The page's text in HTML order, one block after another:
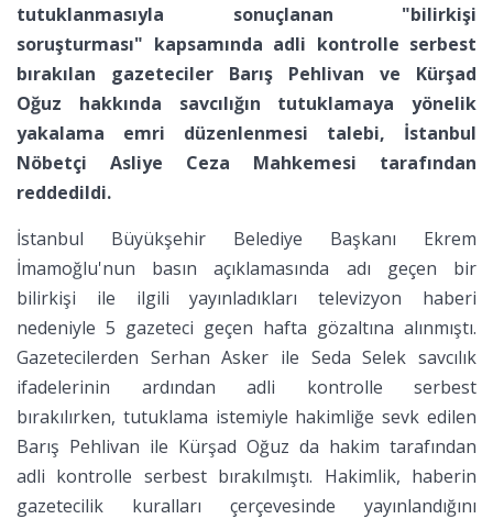
tutuklanmasıyla sonuçlanan "bilirkişi
soruşturması" kapsamında adli kontrolle serbest
bırakılan gazeteciler Barış Pehlivan ve Kürşad
Oğuz hakkında savcılığın tutuklamaya yönelik
yakalama emri düzenlenmesi talebi, İstanbul
Nöbetçi Asliye Ceza Mahkemesi tarafından
reddedildi.
İstanbul Büyükşehir Belediye Başkanı Ekrem
İmamoğlu'nun basın açıklamasında adı geçen bir
bilirkişi ile ilgili yayınladıkları televizyon haberi
nedeniyle 5 gazeteci geçen hafta gözaltına alınmıştı.
Gazetecilerden Serhan Asker ile Seda Selek savcılık
ifadelerinin ardından adli kontrolle serbest
bırakılırken, tutuklama istemiyle hakimliğe sevk edilen
Barış Pehlivan ile Kürşad Oğuz da hakim tarafından
adli kontrolle serbest bırakılmıştı. Hakimlik, haberin
gazetecilik kuralları çerçevesinde yayınlandığını